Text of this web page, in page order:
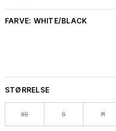
FARVE: WHITE/BLACK
STØRRELSE
XS S M